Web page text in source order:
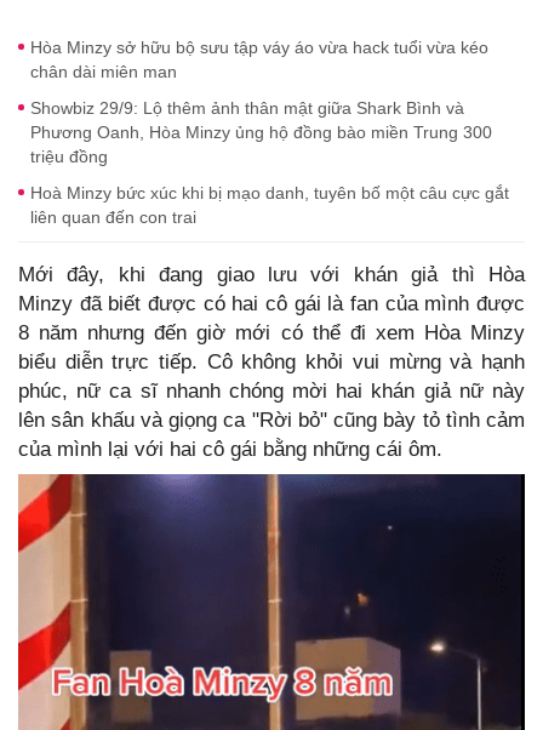
Hòa Minzy sở hữu bộ sưu tập váy áo vừa hack tuổi vừa kéo
chân dài miên man
Showbiz 29/9: Lộ thêm ảnh thân mật giữa Shark Bình và
Phương Oanh, Hòa Minzy ủng hộ đồng bào miền Trung 300
triệu đồng
Hoà Minzy bức xúc khi bị mạo danh, tuyên bố một câu cực gắt
liên quan đến con trai
Mới đây, khi đang giao lưu với khán giả thì Hòa
Minzy đã biết được có hai cô gái là fan của mình được
8 năm nhưng đến giờ mới có thể đi xem Hòa Minzy
biểu diễn trực tiếp. Cô không khỏi vui mừng và hạnh
phúc, nữ ca sĩ nhanh chóng mời hai khán giả nữ này
lên sân khấu và giọng ca "Rời bỏ" cũng bày tỏ tình cảm
của mình lại với hai cô gái bằng những cái ôm.